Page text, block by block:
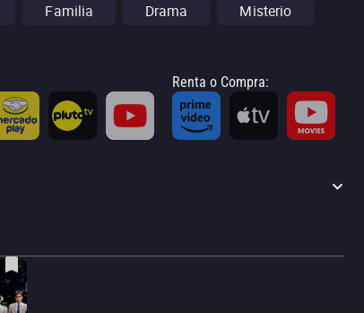
Familia Drama Misterio
Renta o Compra: